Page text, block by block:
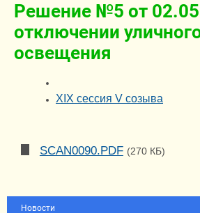
Решение №5 от
отключении
освещения
XIX сессия V созыва
SCAN0090.PDF (270 КБ)
Новости